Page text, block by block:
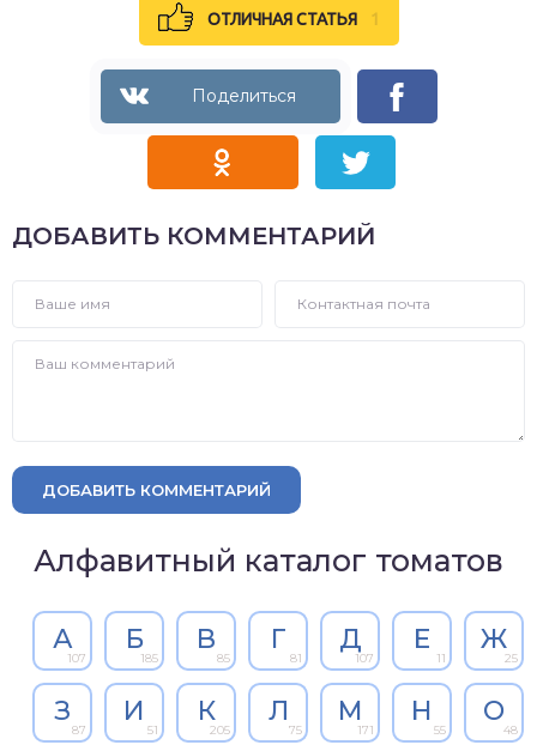
ОТЛИЧНАЯ СТАТЬЯ 1
ДОБАВИТЬ КОММЕНТАРИЙ
ДОБАВИТЬ КОММЕНТАРИЙ
Алфавитный каталог томатов
А
107
Б
185
В
85
Г
81
Д
107
Е
11
Ж
25
З
87
И
51
К
205
Л
75
М
171
Н
55
О
48